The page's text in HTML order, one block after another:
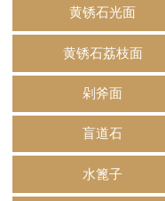
黄锈石光面
黄锈石荔枝面
剁斧面
盲道石
水篦子